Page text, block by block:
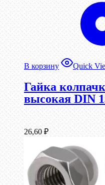
В корзину Quick
Гайка
высокая DIN
26,60 ₽